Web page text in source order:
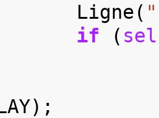
Ligne(
if
(
);